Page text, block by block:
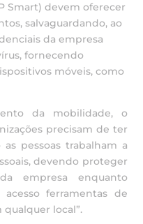
Smart) devem oferecer
salvaguardando, ao
da empresa
fornecendo
móveis, como
da mobilidade, o
precisam de ter
pessoas trabalham a
devendo proteger
empresa enquanto
ferramentas de
qualquer local”.